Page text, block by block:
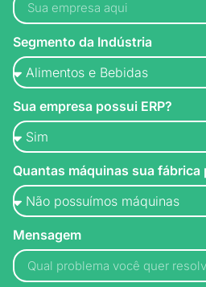
Segmento da Indústria
Sua empresa possui ERP?
Quantas máquinas sua fábrica
Mensagem